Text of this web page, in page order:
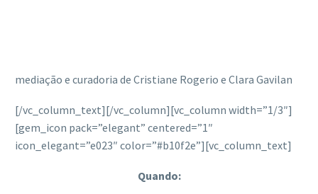
mediação e curadoria de Cristiane Rogerio e Clara Gavilan
[/vc_column_text][/vc_column][vc_column width=”1/3″]
[gem_icon pack=”elegant” centered=”1″
icon_elegant=”e023″ color=”#b10f2e”][vc_column_text]
Quando: